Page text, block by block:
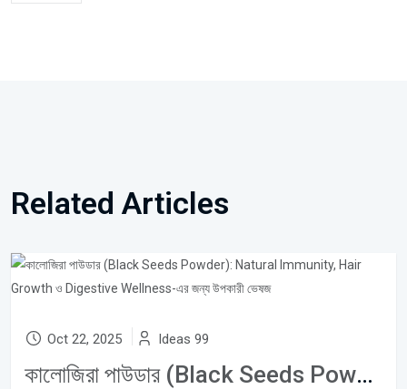
Related Articles
Oct 22, 2025 Ideas 99
কালোজিরা পাউডার (Black Seeds Powder): Natural Immunity, Hair Growth ও Digestive Wellness-এর জন্য উপকারী ভেষজ